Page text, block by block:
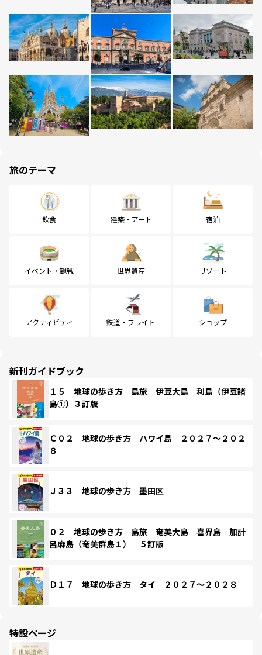
旅のテーマ
飲食 建築・アート 宿泊
イベント・観戦 世界遺産 リゾート
アクティビティ 鉄道・フライト ショップ
新刊ガイドブック
１５ 地球の歩き方 島旅 伊豆大島 利島（伊豆諸
島①）３訂版
Ｃ０２ 地球の歩き方 ハワイ島 ２０２７～２０２
８
Ｊ３３ 地球の歩き方 墨田区
０２ 地球の歩き方 島旅 奄美大島 喜界島 加計
呂麻島（奄美群島１） ５訂版
Ｄ１７ 地球の歩き方 タイ ２０２７～２０２８
特設ページ